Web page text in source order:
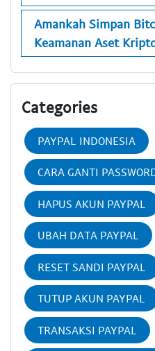
Amankah Simpan
Keamanan Aset
Categories
PAYPAL INDONESIA
CARA GANTI
HAPUS AKUN PAYPAL
UBAH DATA PAYPAL
RESET SANDI PAYPAL
TUTUP AKUN PAYPAL
TRANSAKSI PAYPAL